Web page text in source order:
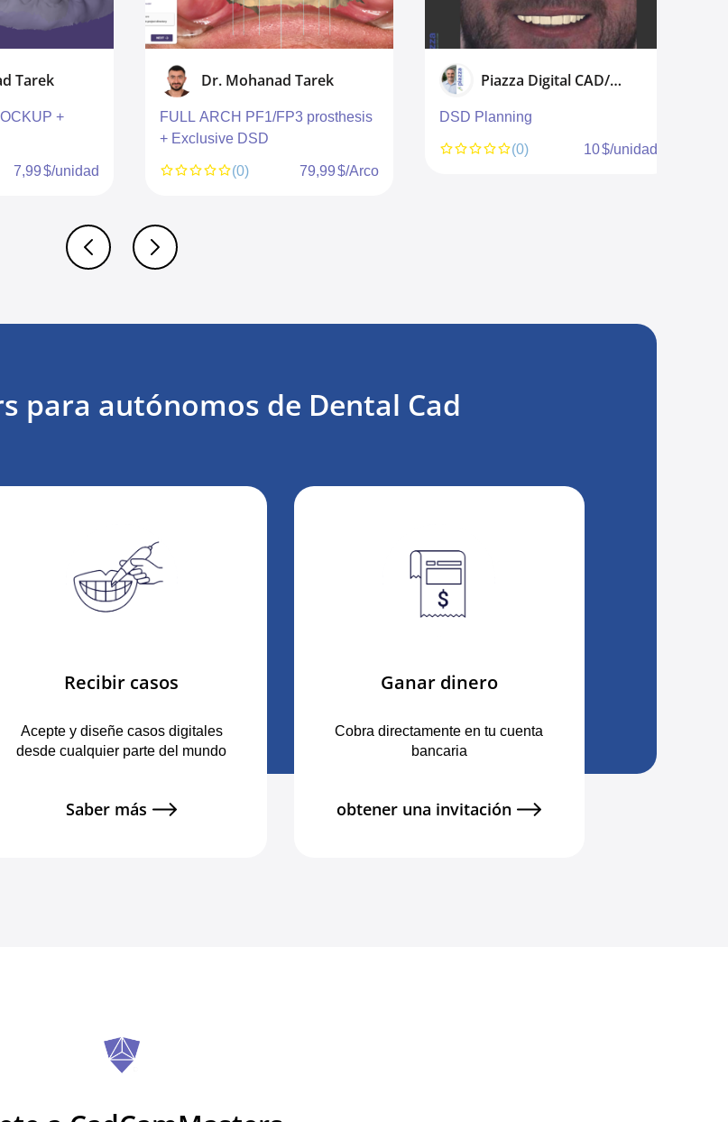
Tarek
+
7,99 $/unidad
Dr. Mohanad Tarek
FULL ARCH PF1/FP3 prosthesis
+ Exclusive DSD
(0)
79,99 $/Arco
Piazza Digital CAD/CAM
DSD Planning
(0)
10 $/unidad
para autónomos de Dental Cad
Recibir casos
Acepte y diseñe casos digitales
desde cualquier parte del mundo
Saber más
Ganar dinero
Cobra directamente en tu cuenta
bancaria
obtener una invitación